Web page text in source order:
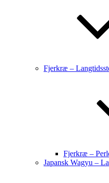
Fjerkræ –
Fjerkræ –
Japansk Wagyu –